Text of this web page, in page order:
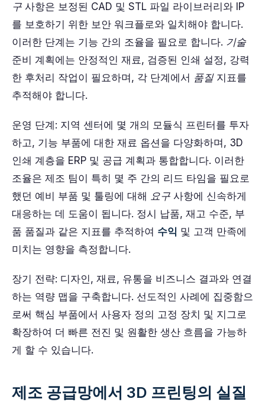
구 사항은 보정된 CAD 및 STL 파일 라이브러리와 IP
를 보호하기 위한 보안 워크플로와 일치해야 합니다.
이러한 단계는 기능 간의 조율을 필요로 합니다. 기술
준비 계획에는 안정적인 재료, 검증된 인쇄 설정, 강력
한 후처리 작업이 필요하며, 각 단계에서 품질지표를
추적해야 합니다.
운영 단계: 지역 센터에 몇 개의 모듈식 프린터를 투자
하고, 기능 부품에 대한 재료 옵션을 다양화하며, 3D
인쇄 계층을 ERP 및 공급 계획과 통합합니다. 이러한
조율은 제조 팀이 특히 몇 주 간의 리드 타임을 필요로
했던 예비 부품 및 툴링에 대해 요구 사항에 신속하게
대응하는 데 도움이 됩니다. 정시 납품, 재고 수준, 부
품 품질과 같은 지표를 추적하여 수익 및 고객 만족에
미치는 영향을 측정합니다.
장기 전략: 디자인, 재료, 유통을 비즈니스 결과와 연결
하는 역량 맵을 구축합니다. 선도적인 사례에 집중함으
로써 핵심 부품에서 사용자 정의 고정 장치 및 지그로
확장하여 더 빠른 전진 및 원활한 생산 흐름을 가능하
게 할 수 있습니다.
제조 공급망에서 3D 프린팅의 실질